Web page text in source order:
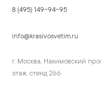
8 (495) 149-94-95
info@krasivosvetim.ru
г. Москва, Нахимовский
этаж, стенд 266